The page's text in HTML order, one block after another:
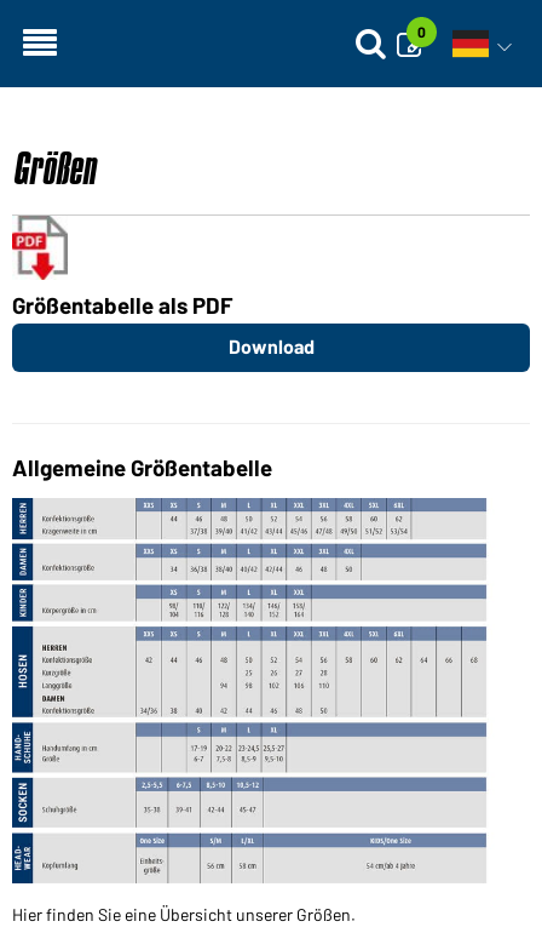
0
Größen
Größentabelle als PDF
Download
Allgemeine Größentabelle
Hier finden Sie eine Übersicht unserer Größen.